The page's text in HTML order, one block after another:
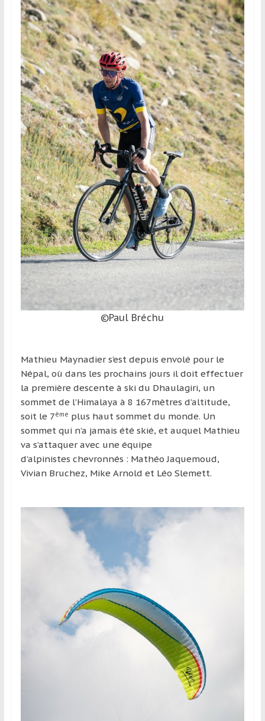
©Paul Bréchu
Mathieu Maynadier s’est depuis envolé pour le
Népal, où dans les prochains jours il doit effectuer
la première descente à ski du Dhaulagiri, un
sommet de l’Himalaya à 8 167mètres d’altitude,
soit le 7ème plus haut sommet du monde. Un
sommet qui n’a jamais été skié, et auquel Mathieu
va s’attaquer avec une équipe
d’alpinistes chevronnés : Mathéo Jaquemoud,
Vivian Bruchez, Mike Arnold et Léo Slemett.